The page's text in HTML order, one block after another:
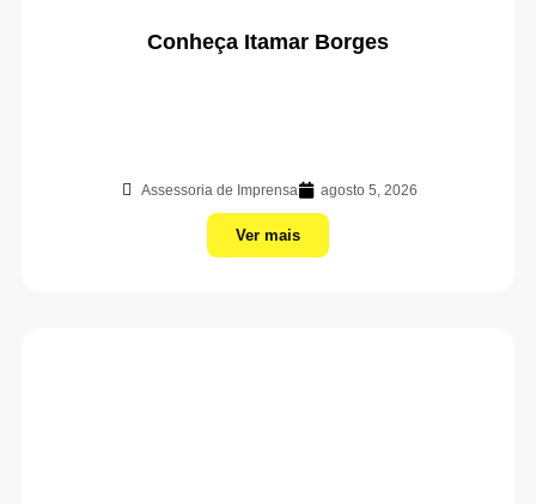
Conheça Itamar Borges
Assessoria de Imprensa agosto 5, 2026
Ver mais